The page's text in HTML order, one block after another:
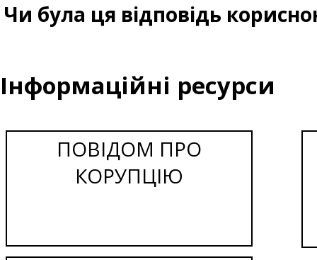
Чи була ця відповідь
Інформаційні ресурси
ПОВІДОМ ПРО
КОРУПЦІЮ